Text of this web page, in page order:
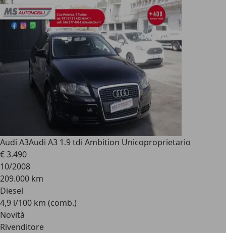
Audi A3Audi A3 1.9 tdi Ambition Unicoproprietario
€ 3.490
10/2008
209.000 km
Diesel
4,9 l/100 km (comb.)
Novità
Rivenditore